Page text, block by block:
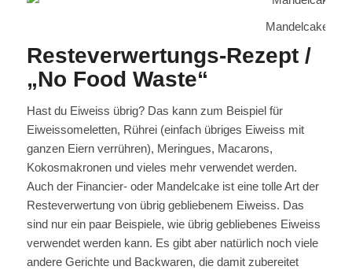
Mandelcake mit
Resteverwertungs-Rezept /
„No Food Waste“
Hast du Eiweiss übrig? Das kann zum Beispiel für
Eiweissomeletten, Rührei (einfach übriges Eiweiss mit
ganzen Eiern verrühren), Meringues, Macarons,
Kokosmakronen und vieles mehr verwendet werden.
Auch der Financier- oder Mandelcake ist eine tolle Art der
Resteverwertung von übrig gebliebenem Eiweiss. Das
sind nur ein paar Beispiele, wie übrig gebliebenes Eiweiss
verwendet werden kann. Es gibt aber natürlich noch viele
andere Gerichte und Backwaren, die damit zubereitet